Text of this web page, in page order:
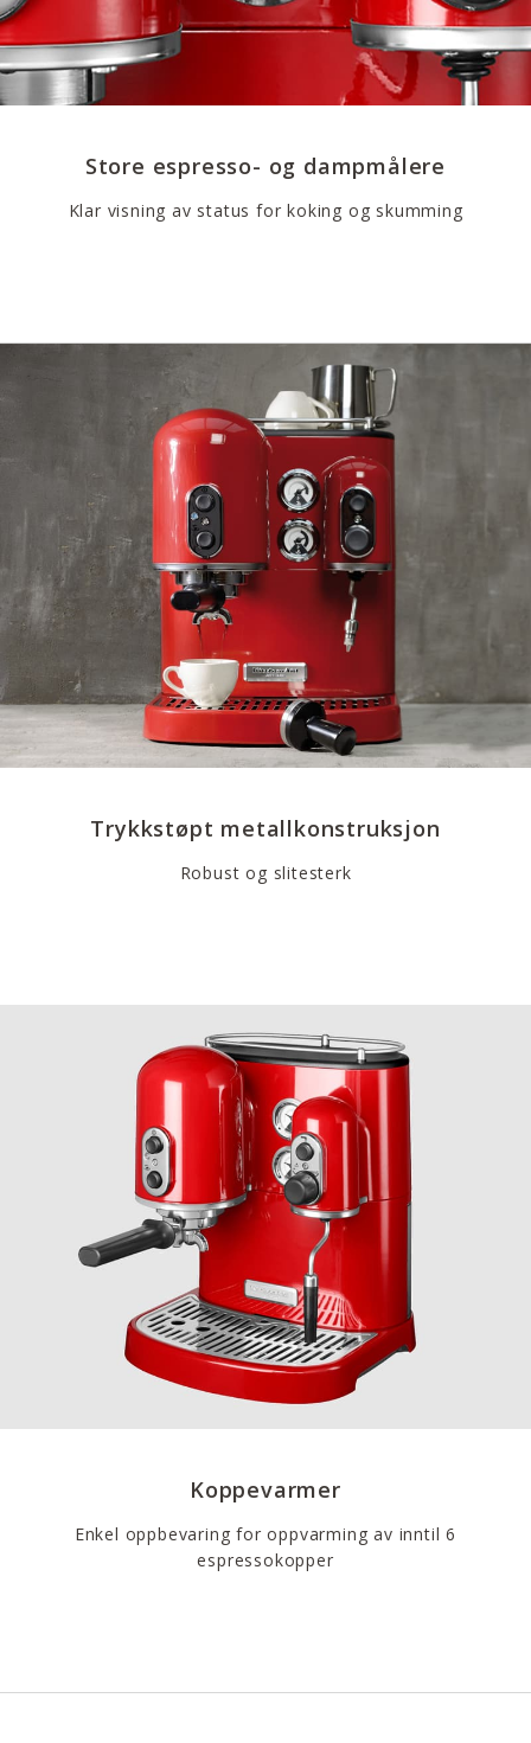
Store espresso- og dampmålere
Klar visning av status for koking og skumming
Trykkstøpt metallkonstruksjon
Robust og slitesterk
Koppevarmer
Enkel oppbevaring for oppvarming av inntil 6
espressokopper